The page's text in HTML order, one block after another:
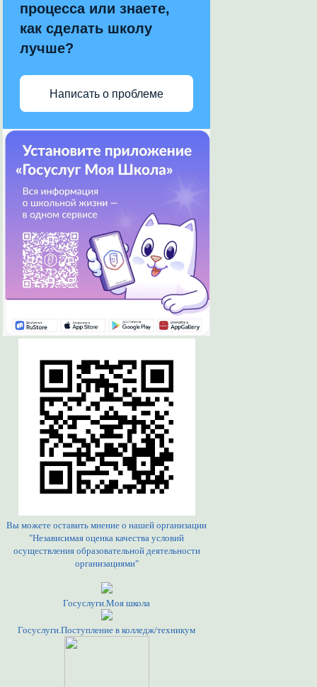
процесса или знаете,
как сделать школу
лучше?
Написать о проблеме
Вы можете оставить мнение о нашей организации
"Независимая оценка качества условий
осуществления образовательной деятельности
организациями"
Госуслуги.Моя школа
Госуслуги.Поступление в колледж/техникум